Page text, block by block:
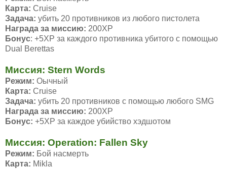
Карта: Cruise
Задача: убить 20 противников из любого пистолета
Награда за миссию: 200ХР
Бонус: +5ХР за каждого противника убитого с помощью
Dual Berettas
Миссия: Stern Words
Режим: Оычный
Карта: Cruise
Задача: убить 20 противников с помощью любого SMG
Награда за миссию: 200ХР
Бонус: +5ХР за каждое убийство хэдшотом
Миссия: Operation: Fallen Sky
Режим: Бой насмерть
Карта: Mikla